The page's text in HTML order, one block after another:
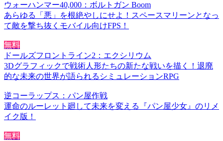
ウォーハンマー40,000：ボルトガン Boom
あらゆる「悪」を根絶やしにせよ！スペースマリーンとなっ
て敵を撃ち抜くモバイル向けFPS！
無料
ドールズフロントライン2：エクシリウム
3Dグラフィックで戦術人形たちの新たな戦いを描く！退廃
的な未来の世界が語られるシミュレーションRPG
逆コーラップス：パン屋作戦
運命のルーレット廻して未来を変える『パン屋少女』のリメ
イク版！
無料